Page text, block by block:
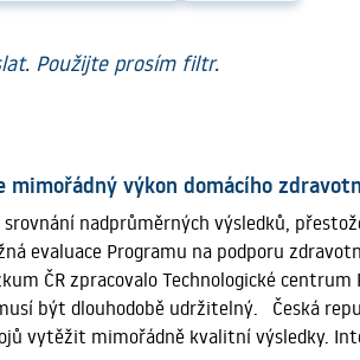
Použijte prosím filtr.
mimořádný výkon domácího
nadprůměrných výsledků,
evaluace Programu na podporu
ČR zpracovalo Technologické centrum
být dlouhodobě udržitelný. Česká
vytěžit mimořádně kvalitní výsledky.